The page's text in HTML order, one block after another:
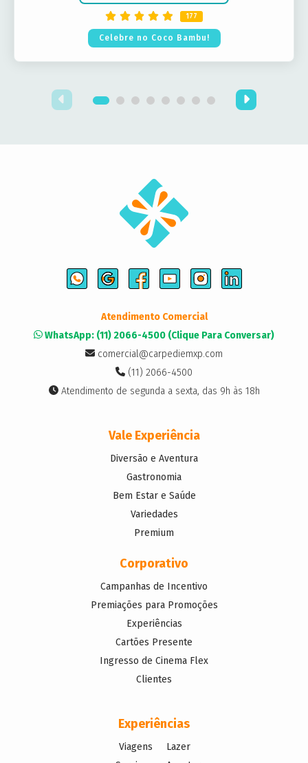
177
Celebre no Coco Bambu!
Vale Experiência
Diversão e Aventura
Gastronomia
Bem Estar e Saúde
Variedades
Premium
Corporativo
Campanhas de Incentivo
Premiações para Promoções
Experiências
Cartões Presente
Ingresso de Cinema Flex
Clientes
Atendimento Comercial
WhatsApp: (11) 2066-4500 (Clique Para Conversar)
comercial@carpediemxp.com
(11) 2066-4500
Atendimento de segunda a sexta, das 9h às 18h
Experiências
Viagens
Lazer